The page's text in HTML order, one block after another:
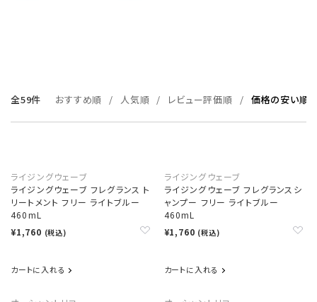
全59件 おすすめ順 人気順 レビュー評価順 価格の安い順
ライジングウェーブ
ライジングウェーブ フレグランス ト
リートメント フリー ライトブルー
460mL
¥1,760 (税込)
カートに入れる
ライジングウェーブ
ライジングウェーブ フレグランスシ
ャンプー フリー ライトブルー
460mL
¥1,760 (税込)
カートに入れる